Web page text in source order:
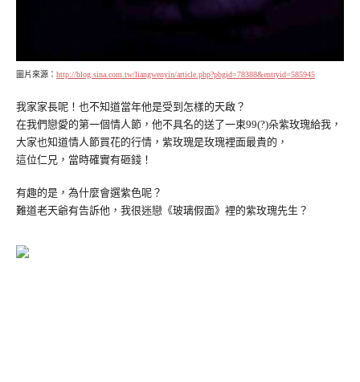
圖片來源： http://blog.sina.com.tw/liangwenyin/article.php?pbgid=78388&entryid=585945
我家家長呢！也不知道當年他是受到怎樣的天啟？
在我們戀愛的第一個情人節，他不具名的送了一束99(?)朵紫玫瑰給我，
大家也知道情人節買花的行情，紫玫瑰是玫瑰裡面最貴的，
這位仁兄，當時確實有砸錢！
有趣的是，為什麼會選紫色呢？
難道老天爺有告訴他，我很迷戀《玻璃假面》裡的紫玫瑰先生？